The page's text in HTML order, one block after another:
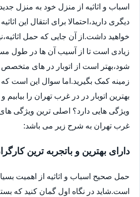
اسباب و اثاثیه از منزل خود به منزل
دیگری دارید،احتمالا برای انتقال این اثاثیه
خواهید داشت.از آن جایی که حمل
زیادی است تا از آسیب آن ها در طول
شود،بهتر است از اتوبار در های متخصص
زمینه کمک بگیرید.اما سوال این است
بهترین اتوبار در در غرب تهران را بیابیم
ویژگی هایی دارد؟ اصلی ترین ویژگی های
غرب تهران به شرح زیر می باشد:
دارای بهترین و باتجربه ترین
حمل صحیح اسباب و اثاثیه از اهمیت
است.شاید در نگاه اول گمان کنید که